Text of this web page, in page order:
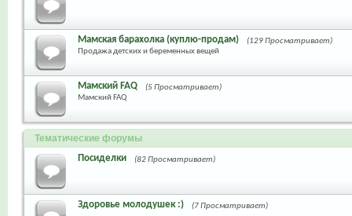
Мамская барахолка (куплю-продам)
(129 Просматривает)
Продажа детских и беременных вещей
Мамский FAQ
(5 Просматривает)
Мамский FAQ
Тематические форумы
Посиделки (82 Просматривает)
Здоровье молодушек :) (7 Просматривает)